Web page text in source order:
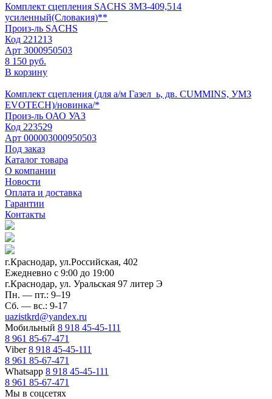
Комплект сцепления SACHS ЗМЗ-409,514
усиленный(Словакия)**
Произ-ль SACHS
Код 221213
Арт 3000950503
8 150 руб.
В корзину
Комплект сцепления (для а/м Газел_ь, дв. CUMMINS, УМЗ
EVOTECH)/новинка/*
Произ-ль ОАО УАЗ
Код 223529
Арт 000003000950503
Под заказ
Каталог товара
О компании
Новости
Оплата и доставка
Гарантии
Контакты
г.Краснодар, ул.Российская, 402
Ежедневно c 9:00 до 19:00
г.Краснодар, ул. Уральская 97 литер Э
Пн. — пт.: 9–19
Сб. — вс.: 9-17
uazistkrd@yandex.ru
Мобильный 8 918 45-45-111
8 961 85-67-471
Viber8 918 45-45-111
8 961 85-67-471
Whatsapp 8 918 45-45-111
8 961 85-67-471
Мы в соцсетях